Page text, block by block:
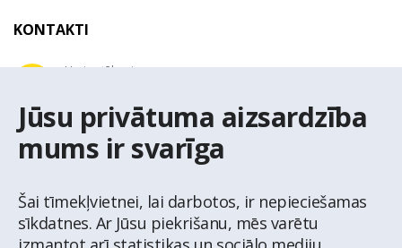
Jūsu privātuma aizsardzība
mums ir svarīga
Šai tīmekļvietnei, lai darbotos, ir nepieciešamas
sīkdatnes. Ar Jūsu piekrišanu, mēs varētu
KONTAKTI
Uzziņu tālrunis
E-pasta adrese
latio@latio.lv